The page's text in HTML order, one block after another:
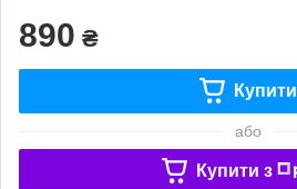
890 ₴
Купити
або
Купити з